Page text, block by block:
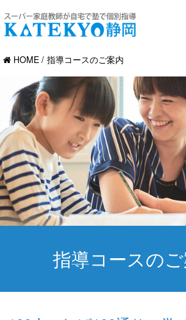
HOME 指導コースのご案内
指導コースの